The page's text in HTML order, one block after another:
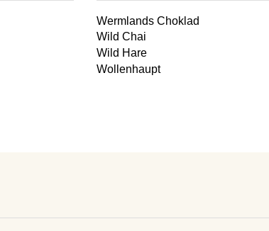
Wermlands Choklad
Wild Chai
Wild Hare
Wollenhaupt